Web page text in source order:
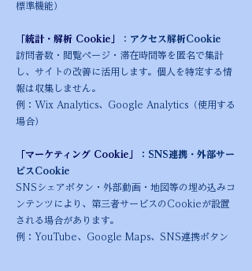
標準機能）
「統計・解析 Cookie」 ： アクセス解析Cookie
訪問者数・閲覧ページ・滞在時間等を匿名で集計
し、サイトの改善に活用します。個人を特定する情
報は収集しません。
例：Wix Analytics、Google Analytics（使用する
場合）
「マーケティング Cookie」
：SNS連携・外部サー
ビスCookie
SNSシェアボタン・外部動画・地図等の埋め込みコ
ンテンツにより、第三者サービスのCookieが設置
される場合があります。
例：YouTube、Google Maps、SNS連携ボタン